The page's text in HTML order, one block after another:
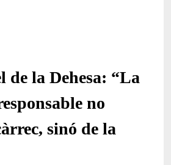
de la Dehesa: “La
no
sinó de la